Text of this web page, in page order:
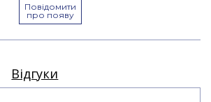
Повідомити
про появу
Відгуки